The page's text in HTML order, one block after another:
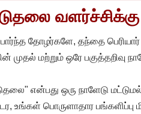
தோழர்களே, தந்தை
முதல் மற்றும் ஒரே பகுத்தறிவு
என்பது ஒரு நாளேடு
உங்கள் பொருளாதார பங்களிப்பு